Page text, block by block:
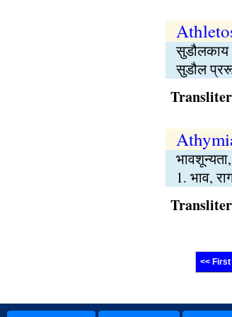
सुडौलकाय
सुडौल
1. भाव,
<< First